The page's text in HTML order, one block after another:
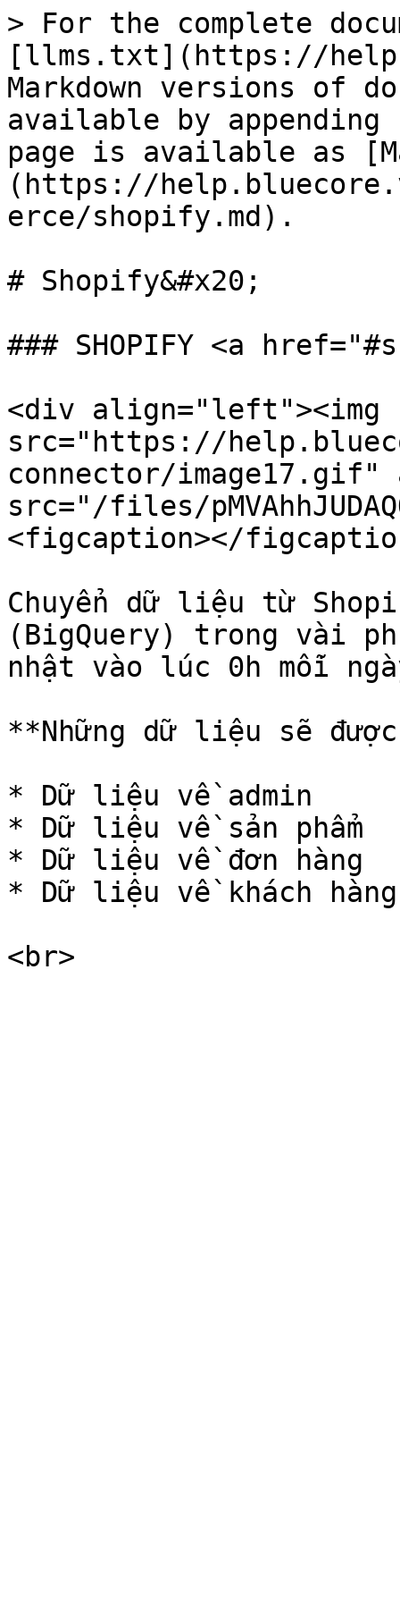
> For the complete
[llms.txt](https://
Markdown versions of
available by
page is available as
(https://
erce/shopify.md).
# Shopify&#x20;
### SHOPIFY <a
<div align="left"><img
src="https://
connector/
src="/files/
<figcaption></
Chuyển dữ liệu từ
(BigQuery) trong vài
nhật vào lúc 0h mỗi
**Những dữ liệu sẽ
* Dữ liệu về admin
* Dữ liệu về sản phẩm
* Dữ liệu về đơn hàng
* Dữ liệu về khách hàng